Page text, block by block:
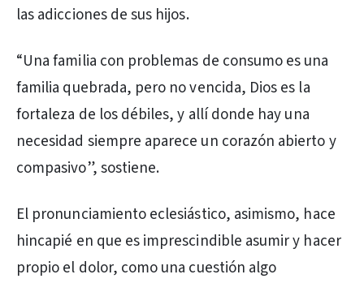
las adicciones de sus hijos.
“Una familia con problemas de consumo es una
familia quebrada, pero no vencida, Dios es la
fortaleza de los débiles, y allí donde hay una
necesidad siempre aparece un corazón abierto y
compasivo”, sostiene.
El pronunciamiento eclesiástico, asimismo, hace
hincapié en que es imprescindible asumir y hacer
propio el dolor, como una cuestión algo